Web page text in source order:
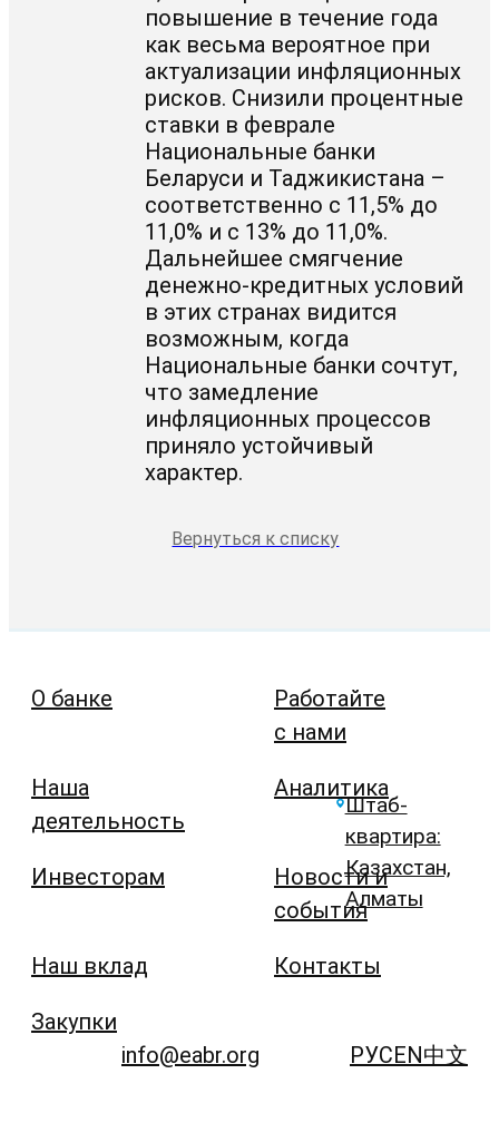
повышение в течение года
как весьма вероятное при
актуализации инфляционных
рисков. Снизили процентные
ставки в феврале
Национальные банки
Беларуси и Таджикистана –
соответственно с 11,5% до
11,0% и с 13% до 11,0%.
Дальнейшее смягчение
денежно-кредитных условий
в этих странах видится
возможным, когда
Национальные банки сочтут,
что замедление
инфляционных процессов
приняло устойчивый
характер.
Вернуться к списку
О банке
Наша
деятельность
Инвесторам
Наш вклад
Закупки
Работайте
с нами
Аналитика
Новости и
события
Контакты
Штаб-
квартира:
Казахстан,
Алматы
info@eabr.org РУСEN中文